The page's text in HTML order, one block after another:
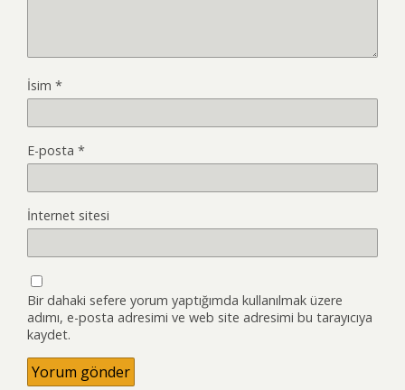
İsim *
E-posta *
İnternet sitesi
Bir dahaki sefere yorum yaptığımda kullanılmak üzere
adımı, e-posta adresimi ve web site adresimi bu tarayıcıya
kaydet.